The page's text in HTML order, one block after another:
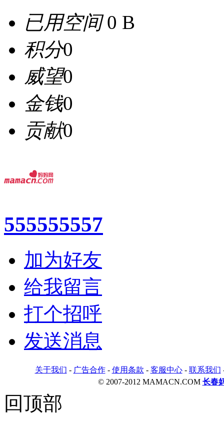
已用空间0 B
积分0
威望0
金钱0
贡献0
555555557
加为好友
给我留言
打个招呼
发送消息
关于我们 - 广告合作- 使用条款 - 客服中心- 联系我们
© 2007-2012 MAMACN.COM 长春
回顶部